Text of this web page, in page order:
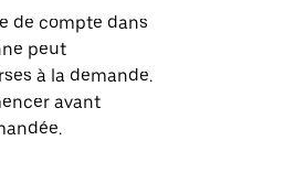
de compte dans
peut
à la demande.
avant